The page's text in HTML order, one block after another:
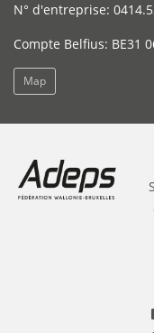
N° d'entreprise:
Compte Belfius: BE31
Map